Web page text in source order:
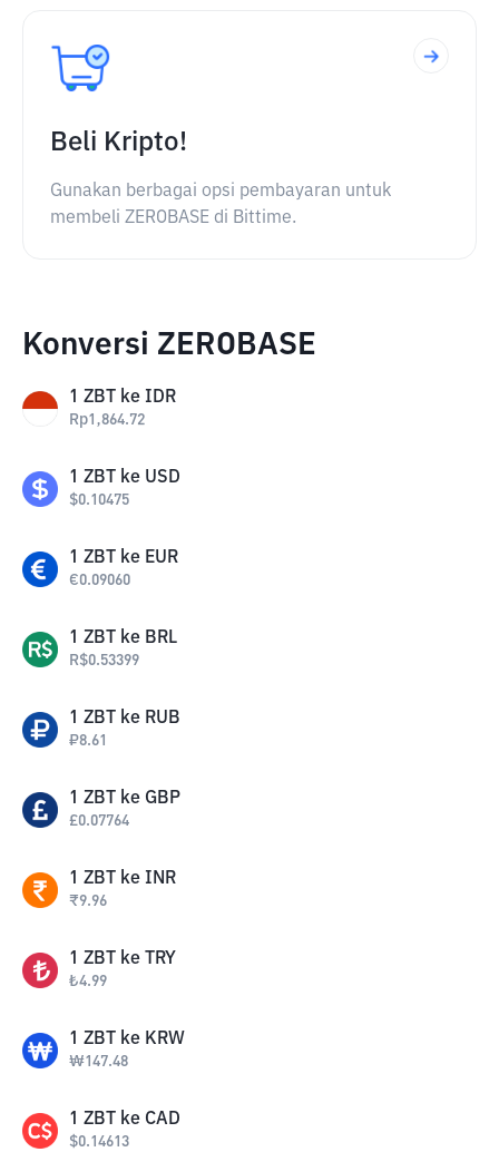
Beli Kripto!
Gunakan berbagai opsi pembayaran untuk
membeli ZEROBASE di Bittime.
Konversi ZEROBASE
1 ZBT ke IDR
Rp1,864.72
1 ZBT ke USD
$0.10475
1 ZBT ke EUR
€0.09060
1 ZBT ke BRL
R$0.53399
1 ZBT ke RUB
₽8.61
1 ZBT ke GBP
£0.07764
1 ZBT ke INR
₹9.96
1 ZBT ke TRY
₺4.99
1 ZBT ke KRW
₩147.48
1 ZBT ke CAD
$0.14613